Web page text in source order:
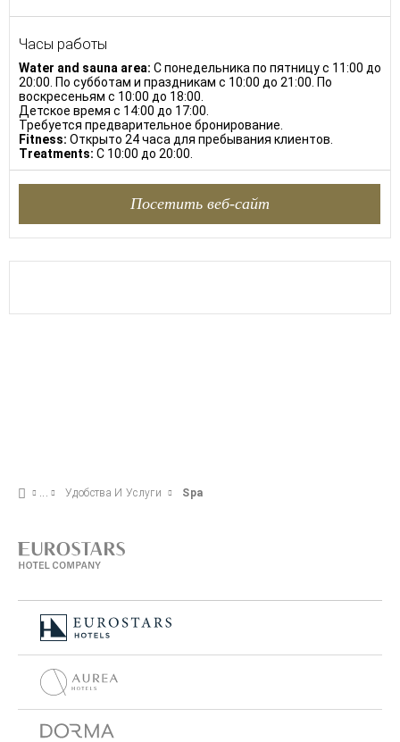
Часы работы
Water and sauna area: С понедельника по пятницу с 11:00 до
20:00. По субботам и праздникам с 10:00 до 21:00. По
воскресеньям с 10:00 до 18:00.
Детское время с 14:00 до 17:00.
Требуется предварительное бронирование.
Fitness: Открыто 24 часа для пребывания клиентов.
Treatments: С 10:00 до 20:00.
Посетить веб-сайт
Удобства И Услуги Spa